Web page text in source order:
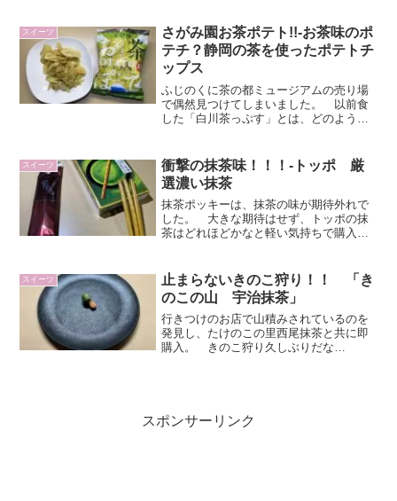
スイーツ
さがみ園お茶ポテト!!-お茶味のポ
テチ？静岡の茶を使ったポテトチ
ップス
ふじのくに茶の都ミュージアムの売り場
で偶然見つけてしまいました。 以前食
した「白川茶っぷす」とは、どのような
実食！商品名 さがみ園
お茶ぽてと価格\268(...
スイーツ
衝撃の抹茶味！！！-トッポ 厳
選濃い抹茶
抹茶ポッキーは、抹茶の味が期待外れで
した。 大きな期待はせず、トッポの抹
茶はどれほどかなと軽い気持ちで購入し
えました！スーパーで販売されている抹
茶味を売りにしたお菓子は...
スイーツ
止まらないきのこ狩り！！ 「き
のこの山 宇治抹茶」
行きつけのお店で山積みされているのを
発見し、たけのこの里西尾抹茶と共に即
購入。 きのこ狩り久しぶりだな
スポンサーリンク